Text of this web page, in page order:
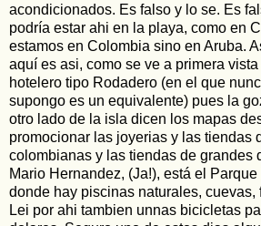
acondicionados. Es falso y lo se. Es
podría estar ahi en la playa, como en
estamos en Colombia sino en Aruba.
aquí es asi, como se ve a primera
hotelero tipo Rodadero (en el que
supongo es un equivalente) pues la
otro lado de la isla dicen los mapas
promocionar las joyerias y las tiendas
colombianas y las tiendas de grandes
Mario Hernandez, (Ja!), está el
donde hay piscinas naturales, cuevas,
Lei por ahi tambien unnas bicicletas